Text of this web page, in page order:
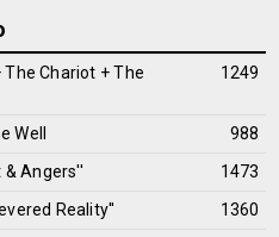
Chariot + The
1249
Well
988
& Angers''
1473
Reality''
1360